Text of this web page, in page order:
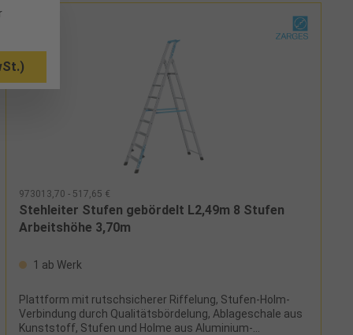
973013,70 - 517,65 €
Stehleiter Stufen gebördelt L2,49m 8 Stufen
Arbeitshöhe 3,70m
1 ab Werk
Plattform mit rutschsicherer Riffelung, Stufen-Holm-
Verbindung durch Qualitätsbördelung, Ablageschale aus
Kunststoff, Stufen und Holme aus Aluminium-